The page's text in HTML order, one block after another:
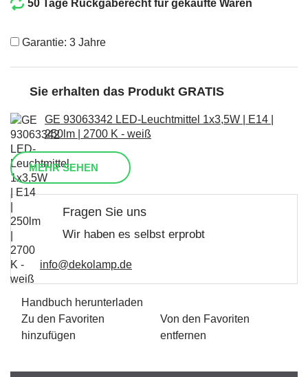
50 Tage Rückgaberecht für gekaufte Waren
Garantie: 3 Jahre
Sie erhalten das Produkt GRATIS
GE 93063342 LED-Leuchtmittel 1x3,5W | E14 |
250lm | 2700 K - weiß
MEHR SEHEN
Fragen Sie uns
Wir haben es selbst erprobt
info@dekolamp.de
Handbuch herunterladen
Zu den Favoriten
hinzufügen
Von den Favoriten
entfernen